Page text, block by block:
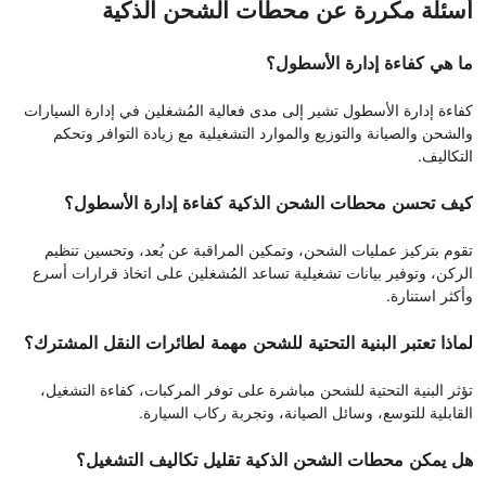
أسئلة مكررة عن محطات الشحن الذكية
ما هي كفاءة إدارة الأسطول؟
كفاءة إدارة الأسطول تشير إلى مدى فعالية المُشغلين في إدارة السيارات
والشحن والصيانة والتوزيع والموارد التشغيلية مع زيادة التوافر وتحكم
التكاليف.
كيف تحسن محطات الشحن الذكية كفاءة إدارة الأسطول؟
تقوم بتركيز عمليات الشحن، وتمكين المراقبة عن بُعد، وتحسين تنظيم
الركن، وتوفير بيانات تشغيلية تساعد المُشغلين على اتخاذ قرارات أسرع
وأكثر استنارة.
لماذا تعتبر البنية التحتية للشحن مهمة لطائرات النقل المشترك؟
تؤثر البنية التحتية للشحن مباشرة على توفر المركبات، كفاءة التشغيل،
القابلية للتوسع، وسائل الصيانة، وتجربة ركاب السيارة.
هل يمكن محطات الشحن الذكية تقليل تكاليف التشغيل؟